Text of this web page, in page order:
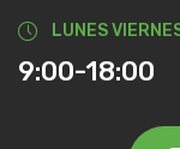
LUNES
9:00-18:00